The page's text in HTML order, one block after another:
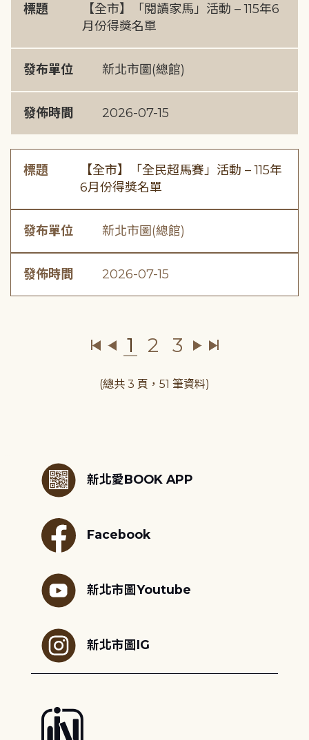
標題
【全市】「閱讀家馬」活動 – 115年6
月份得獎名單
發布單位 新北市圖(總館)
發佈時間 2026-07-15
標題
【全市】「全民超馬賽」活動 – 115年
6月份得獎名單
發布單位 新北市圖(總館)
發佈時間 2026-07-15
1 2 3
(總共 3 頁，51 筆資料)
新北愛BOOK APP
Facebook
新北市圖Youtube
新北市圖IG